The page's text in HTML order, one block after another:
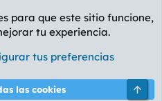
Política de privacidad Ayuda
para que este sitio funcione,
tu experiencia.
tus preferencias
las cookies